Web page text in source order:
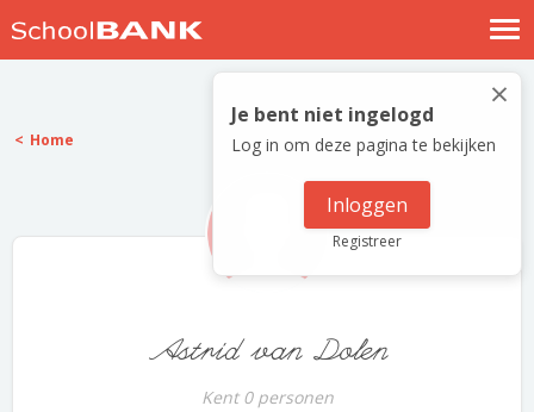
Nostalgische verhalen
Log in
Meld je gratis aan
×
Je bent niet ingelogd
Log in om deze pagina te bekijken
Inloggen
Registreer
Home
Astrid van Dolen
Kent 0 personen